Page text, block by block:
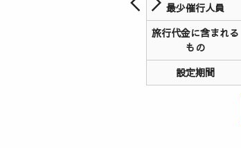
最少催行人員
旅行代金に含まれる
もの
設定期間